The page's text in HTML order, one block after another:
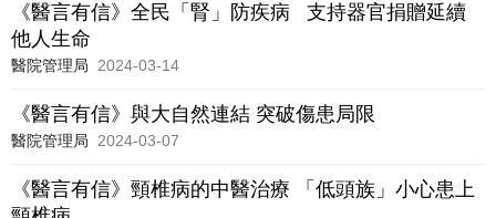
《醫言有信》全民「腎」防疾病 支持器官捐贈延續
他人生命
醫院管理局 2024-03-14
《醫言有信》與大自然連結 突破傷患局限
醫院管理局 2024-03-07
《醫言有信》頸椎病的中醫治療 「低頭族」小心患上